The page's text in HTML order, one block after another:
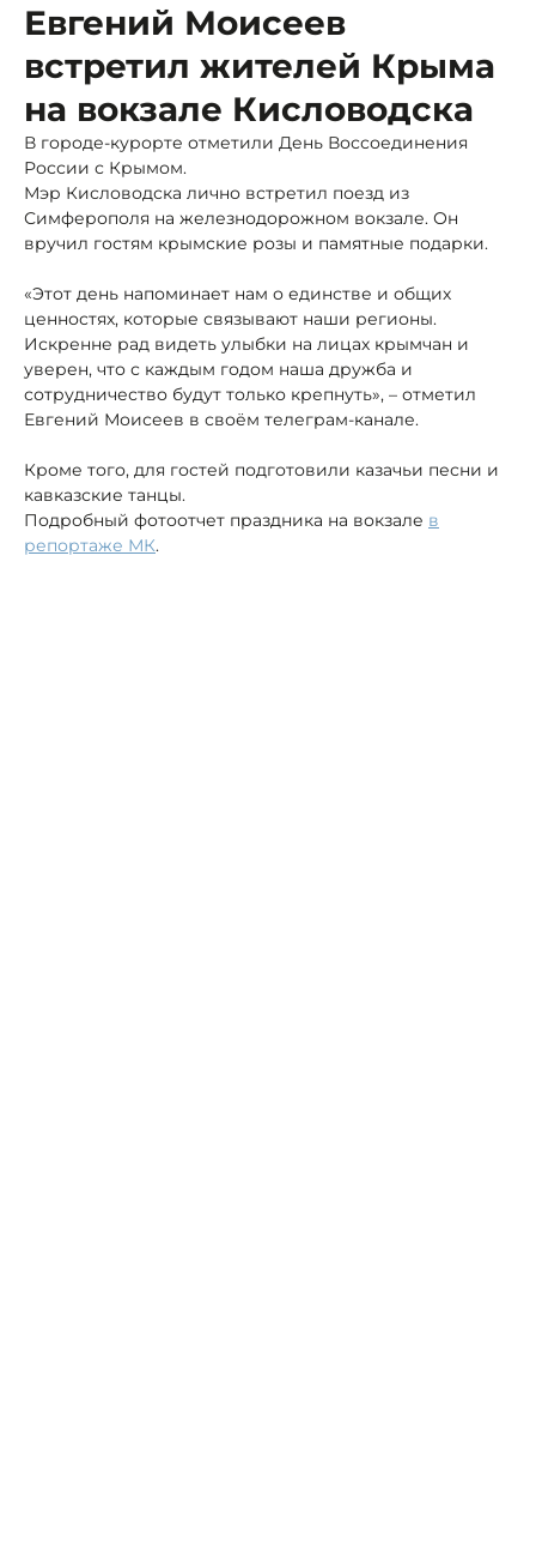
Евгений Моисеев
встретил жителей Крыма
на вокзале Кисловодска
В городе-курорте отметили День Воссоединения
России с Крымом.
Мэр Кисловодска лично встретил поезд из
Симферополя на железнодорожном вокзале. Он
вручил гостям крымские розы и памятные подарки.
«Этот день напоминает нам о единстве и общих
ценностях, которые связывают наши регионы.
Искренне рад видеть улыбки на лицах крымчан и
уверен, что с каждым годом наша дружба и
сотрудничество будут только крепнуть», – отметил
Евгений Моисеев в своём телеграм-канале.
Кроме того, для гостей подготовили казачьи песни и
кавказские танцы.
Подробный фотоотчет праздника на вокзале в
репортаже МК.